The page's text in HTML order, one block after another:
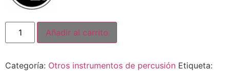
Añadir al carrito
Categoría: Otros instrumentos de percusión Etiqueta: